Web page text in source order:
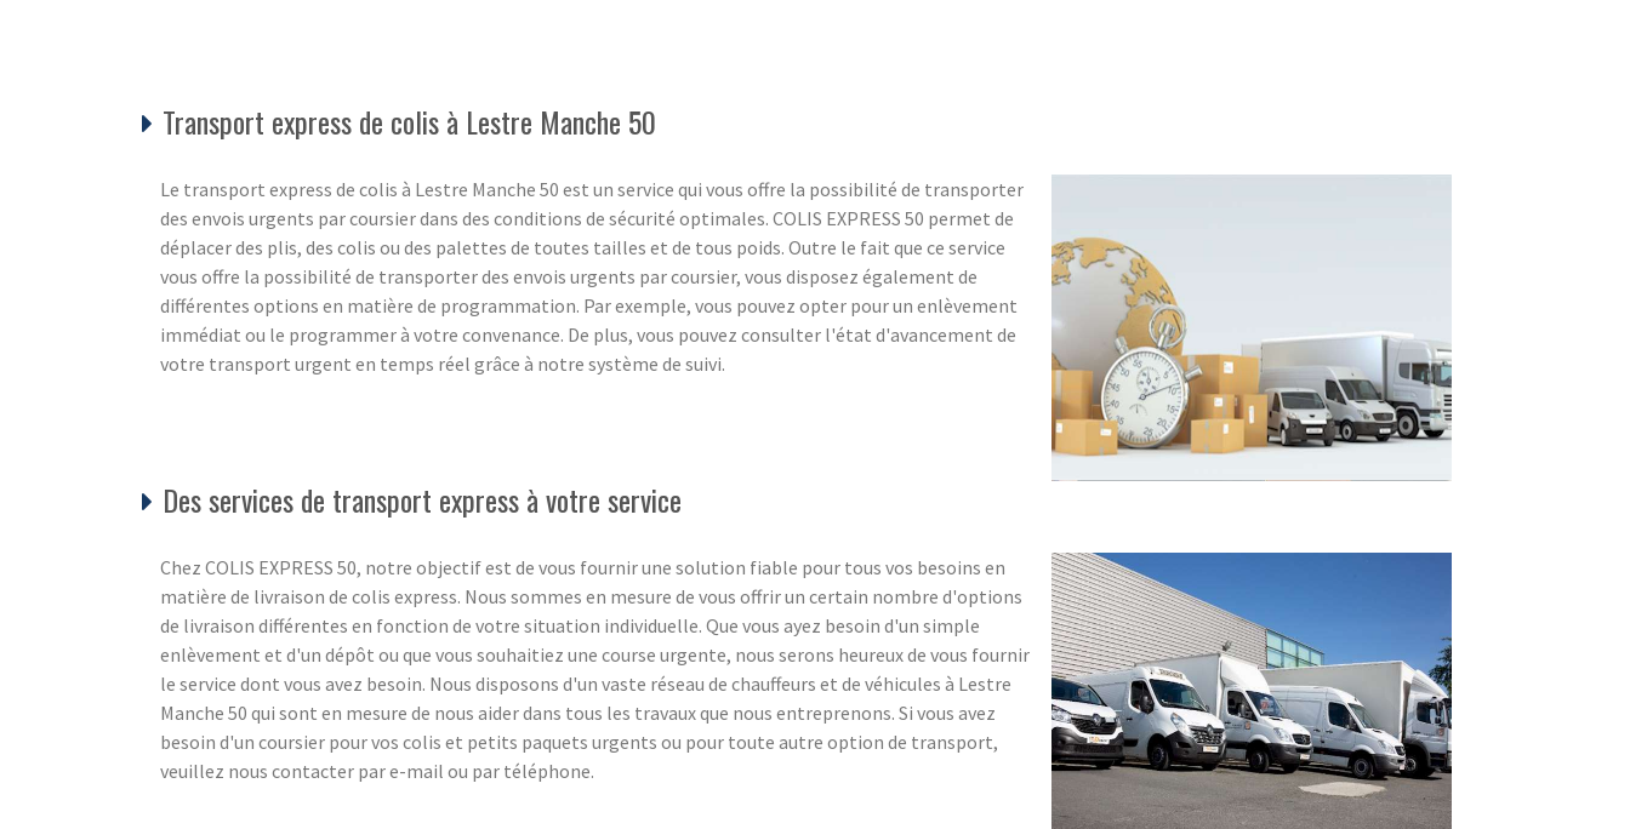
Transport express de colis à Lestre Manche 50
Le transport express de colis à Lestre Manche 50 est un service qui vous offre la possibilité de transporter
des envois urgents par coursier dans des conditions de sécurité optimales. COLIS EXPRESS 50 permet de
déplacer des plis, des colis ou des palettes de toutes tailles et de tous poids. Outre le fait que ce service
vous offre la possibilité de transporter des envois urgents par coursier, vous disposez également de
différentes options en matière de programmation. Par exemple, vous pouvez opter pour un enlèvement
immédiat ou le programmer à votre convenance. De plus, vous pouvez consulter l'état d'avancement de
votre transport urgent en temps réel grâce à notre système de suivi.
Des services de transport express à votre service
Chez COLIS EXPRESS 50, notre objectif est de vous fournir une solution fiable pour tous vos besoins en
matière de livraison de colis express. Nous sommes en mesure de vous offrir un certain nombre d'options
de livraison différentes en fonction de votre situation individuelle. Que vous ayez besoin d'un simple
enlèvement et d'un dépôt ou que vous souhaitiez une course urgente, nous serons heureux de vous fournir
le service dont vous avez besoin. Nous disposons d'un vaste réseau de chauffeurs et de véhicules à Lestre
Manche 50 qui sont en mesure de nous aider dans tous les travaux que nous entreprenons. Si vous avez
besoin d'un coursier pour vos colis et petits paquets urgents ou pour toute autre option de transport,
veuillez nous contacter par e-mail ou par téléphone.